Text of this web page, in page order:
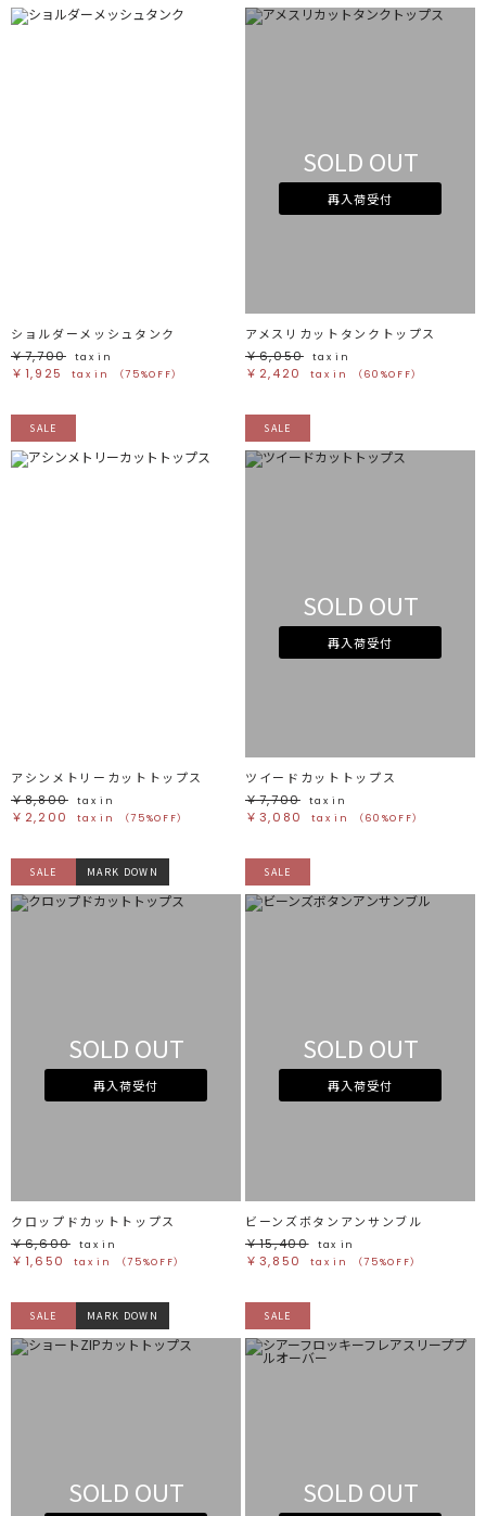
ショルダーメッシュタンク
￥7,700
tax in
￥1,925 tax in （75%OFF）
SOLD OUT
再入荷受付
アメスリカットタンクトップス
￥6,050
tax in
￥2,420 tax in （60%OFF）
SALE
アシンメトリーカットトップス
￥8,800
tax in
￥2,200 tax in （75%OFF）
SALE
SOLD OUT
再入荷受付
ツイードカットトップス
￥7,700
tax in
￥3,080 tax in （60%OFF）
SALE MARK DOWN
SOLD OUT
再入荷受付
クロップドカットトップス
￥6,600
tax in
￥1,650 tax in （75%OFF）
SALE
SOLD OUT
再入荷受付
ビーンズボタンアンサンブル
￥15,400
tax in
￥3,850 tax in （75%OFF）
SALE MARK DOWN
SOLD OUT
SALE
SOLD OUT